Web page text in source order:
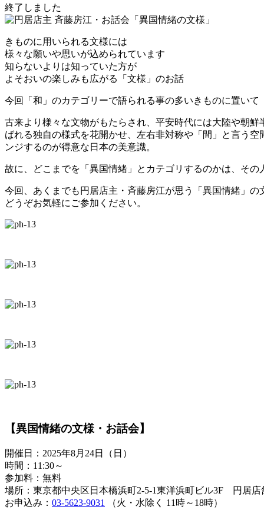
終了しました
きものに用いられる文様には
様々な願いや思いが込められています
知らないよりは知っていた方が
よそおいの楽しみも広がる「文様」のお話
今回「和」のカテゴリーで語られる事の多いきものに置い
古来より様々な文物がもたらされ、平安時代には大陸や朝
ばれる独自の様式を花開かせ、左右非対称や「間」と言う
ンジするのが得意な日本の美意識。
故に、どこまでを「異国情緒」とカテゴリするのかは、その
今回、あくまでも円居店主・斉藤房江が思う「異国情緒」
どうぞお気軽にご参加ください。
【異国情緒の文様・お話会】
開催日：2025年8月24日（日）
時間：11:30～
参加料：無料
場所：東京都中央区日本橋浜町2-5-1東洋浜町ビル3F 円居店
お申込み： 03-5623-9031 （火・水除く 11時～18時）